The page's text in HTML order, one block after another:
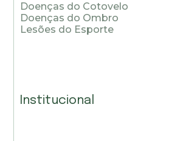
Doenças do Cotovelo
Doenças do Ombro
Lesões do Esporte
Institucional